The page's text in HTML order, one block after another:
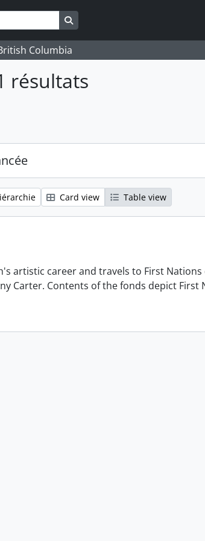
Search in browse page
Columbia
résultats
Card view Table view
artistic career and travels to First
Carter. Contents of the fonds depict